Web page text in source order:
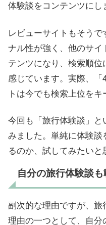
体験談をコンテンツにし
レビューサイトもそう
ナル性が強く、他のサ
テンツになり、検索順位
感じています。実際、「
トは今でも検索上位をキ
今回も「旅行体験談」と
みました。単純に体験
るのか、試してみたいと
自分の旅行体験談
副次的な理由ですが、旅
理由の一つとして、自